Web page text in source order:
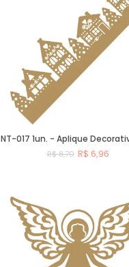
NT-017 1un. - Aplique
R$ 8,70 R$ 6,96